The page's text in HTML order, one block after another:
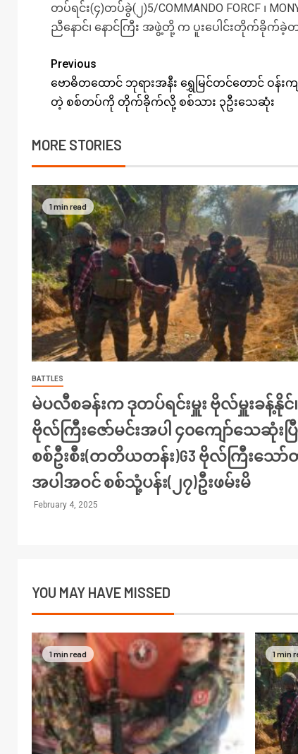
တပ်ရင်း(၄)တပ်ခွဲ(၂)5/COMMANDO FORCF ၊
ညီနောင်၊ နောင်ကြီး အဖွဲ့တို့ က ပူးပေါင်းတိုက်ခိုက်
Previous
ဗောဓိတထောင် ဘုရားအနီး ရွှေမြင်တင်တောင် ဝန်းက
တဲ့ စစ်တပ်ကို တိုက်ခိုက်လို့ စစ်သား ၃ဦးသေဆုံး
MORE STORIES
1 min read
BATTLES
မဲပလီစခန်းက ဒုတပ်ရင်းမှူး ဗိုလ်မှူးခန့်နိုင်၊
ဗိုလ်ကြီးဇော်မင်းအပါ ၄၀ကျော်သေဆုံးပြီ
စစ်ဦးစီး(တတိယတန်း)G3 ဗိုလ်ကြီးသော်
အပါအဝင် စစ်သုံ့ပန်း(၂၇)ဦးဖမ်းမိ
February 4, 2025
YOU MAY HAVE MISSED
1 min read 1 min